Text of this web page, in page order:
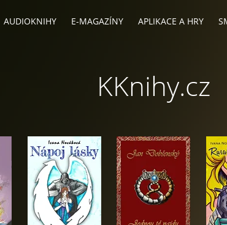
AUDIOKNIHY E-MAGAZÍNY APLIKACE A HRY
KKnihy.cz